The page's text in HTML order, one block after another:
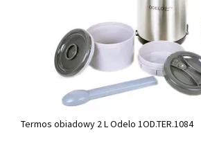
Termos obiadowy 2 L Odelo 1OD.TER.1084